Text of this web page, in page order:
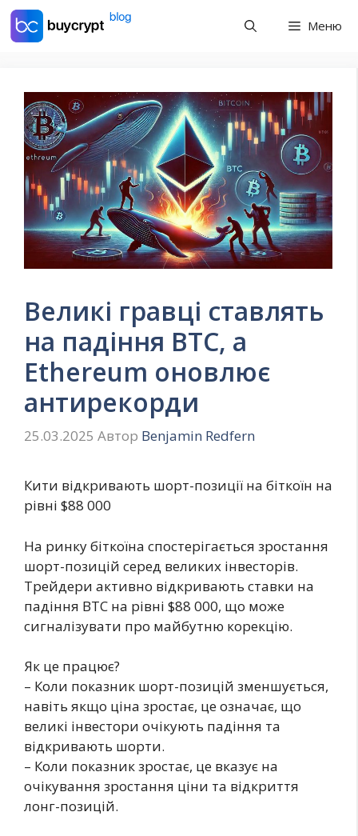
Перейти
до
Меню
Великі гравці ставлять
на падіння BTC, а
Ethereum оновлює
антирекорди
25.03.2025 Автор Benjamin Redfern
Кити відкривають шорт-позиції на біткоїн на
рівні $88 000
На ринку біткоїна спостерігається зростання
шорт-позицій серед великих інвесторів.
Трейдери активно відкривають ставки на
падіння BTC на рівні $88 000, що може
сигналізувати про майбутню корекцію.
Як це працює?
– Коли показник шорт-позицій зменшується,
навіть якщо ціна зростає, це означає, що
великі інвестори очікують падіння та
відкривають шорти.
– Коли показник зростає, це вказує на
очікування зростання ціни та відкриття
лонг-позицій.